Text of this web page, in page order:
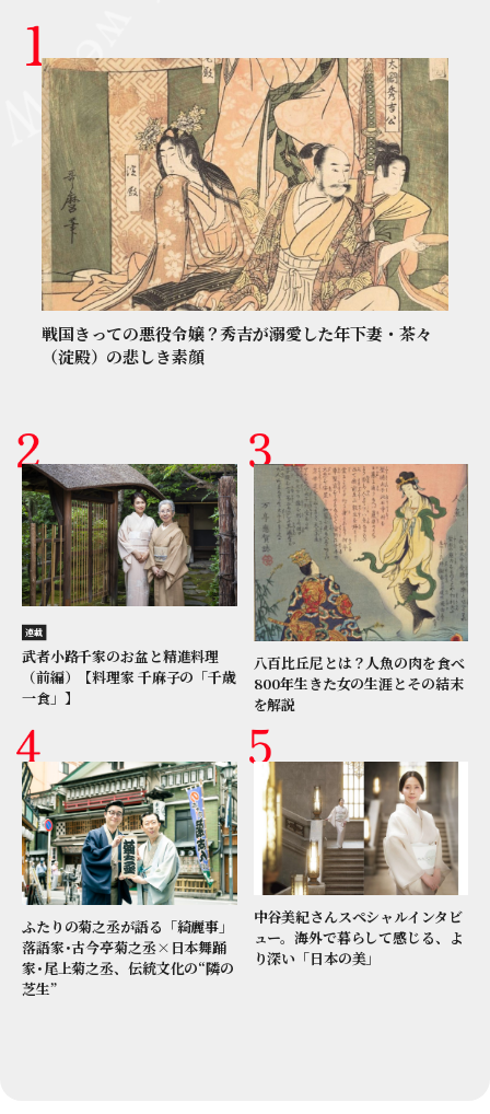
戦国きっての悪役令嬢？秀吉が溺愛した年下妻・茶々
（淀殿）の悲しき素顔
連載
武者小路千家のお盆と精進料理
（前編）【料理家 千麻子の「千歳
一食」】
八百比丘尼とは？人魚の肉を食べ
800年生きた女の生涯とその結末
を解説
ふたりの菊之丞が語る「綺麗事」
落語家･古今亭菊之丞×日本舞踊
家･尾上菊之丞、伝統文化の“隣の
芝生”
中谷美紀さんスペシャルインタビ
ュー。海外で暮らして感じる、よ
り深い「日本の美」